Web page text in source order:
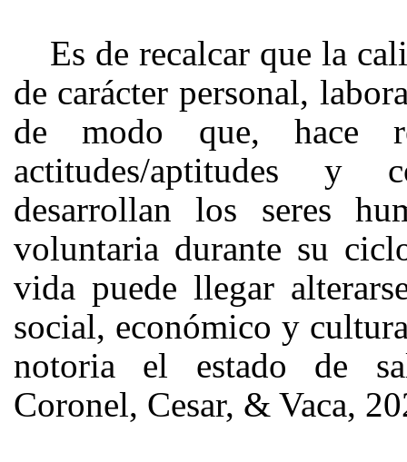
Es de recalcar que la
de carácter personal,
de modo que, hace
actitudes/aptitudes y
desarrollan los seres
voluntaria durante su
vida puede llegar
social, económico y
notoria el estado de
Coronel, Cesar, & Vaca,